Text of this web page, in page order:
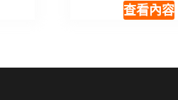
查看內容